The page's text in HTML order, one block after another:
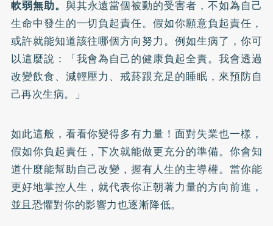
軟弱無助。 與其永遠當個被動的受害者，不如為自己
生命中發生的一切負起責任。假如你願意負起責任，
或許就能知道該往哪個方向努力。例如生病了，你可
以這麼說：「我會為自己的健康負起全責。我會透過
改變飲食、減輕壓力、戒菸跟充足的睡眠，來預防自
己再次生病。」
如此這般，看看你變得多有力量！面對失業也一樣，
假如你負起責任，下次就能做更充分的準備。你會知
道什麼能幫助自己改變，握有人生的主導權。當你能
更好地掌控人生，就代表你正朝著力量的方向前進，
並且恐懼對你的影響力也逐漸降低。